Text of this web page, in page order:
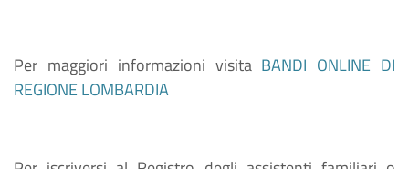
Per maggiori informazioni visita BANDI ONLINE DI
REGIONE LOMBARDIA